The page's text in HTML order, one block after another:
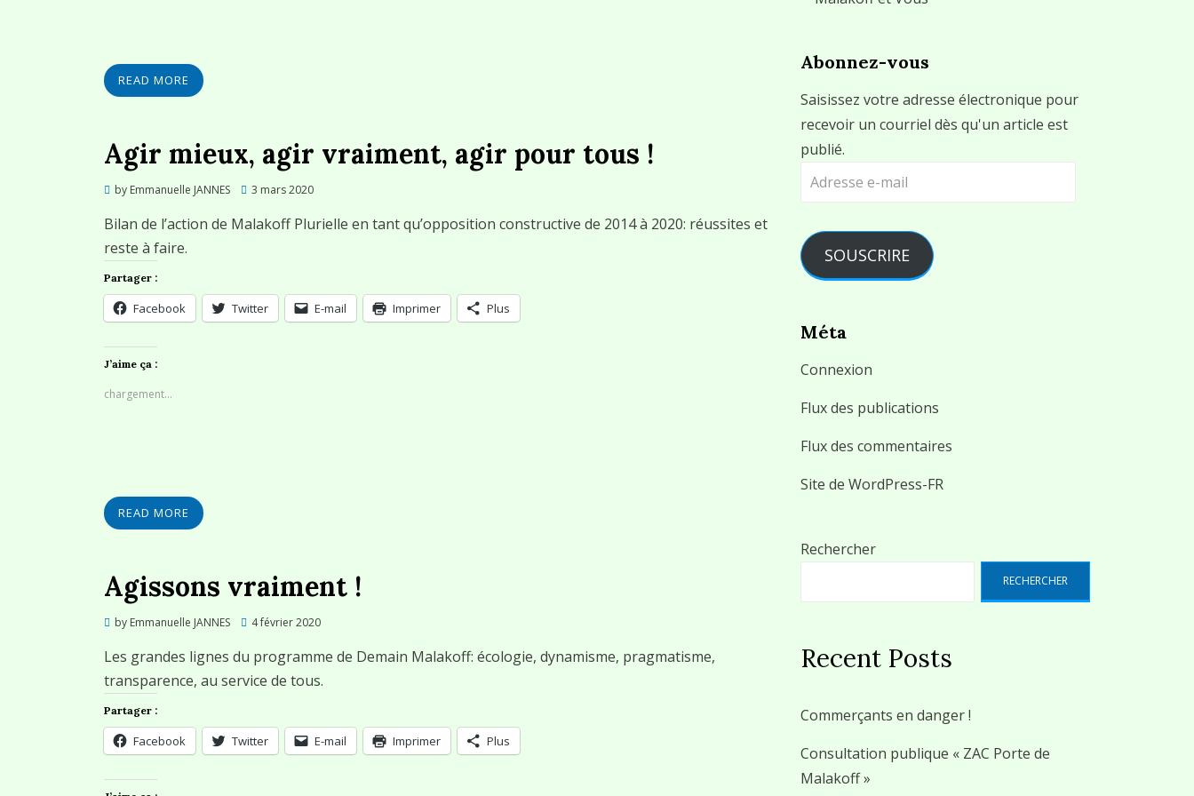
READ MORE
Agir mieux, agir vraiment, agir pour tous !
by Emmanuelle JANNES
Posted
3 mars 2020
Bilan de l’action de Malakoff Plurielle en tant qu’opposition constructive de 2014 à 2020: réussites et
reste à faire.
Partager :
Facebook Twitter E-mail Imprimer Plus
J’aime ça :
chargement…
READ MORE
Agissons vraiment !
by Emmanuelle JANNES
Posted
4 février 2020
Les grandes lignes du programme de Demain Malakoff: écologie, dynamisme, pragmatisme,
transparence, au service de tous.
Partager :
Facebook Twitter E-mail Imprimer Plus
Abonnez-vous
Saisissez votre adresse électronique pour
recevoir un courriel dès qu'un article est
publié.
Adresse
SOUSCRIRE
Méta
Connexion
Flux des publications
Flux des commentaires
Site de WordPress-FR
Rechercher
RECHERCHER
Recent Posts
Commerçants en danger !
Consultation publique « ZAC Porte de
Malakoff »